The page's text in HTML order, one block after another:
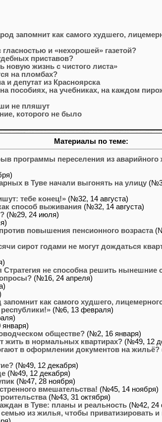
запомнит как самого худшего,
и «нехорошей» газетой?
приставов?
новую жизнь с чистого листа»
на пломбах?
депутат из Красноярска
пособиях, на учебниках, на каждом
не пляшут
которого не было
Материалы по теме:
программы переселения из аварийного
в Туве начали выгонять на улицу
тебе конец!» (№32, 14 августа)
способ выживания (№32, 14 августа)
(№29, 24 июля)
повышения пенсионного возраста
сирот годами не могут дождаться
Стратегия не способна решить нынешние
(№16, 24 апреля)
как самого худшего,
(№6, 13 февраля)
обществе? (№2, 16 января)
жить в нормальных квартирах? (№49, 12
в оформлении документов на жильё?
(№49, 12 декабря)
(№49, 12 декабря)
(№47, 28 ноября)
вмешательства! (№45, 14 ноября)
(№43, 31 октября)
в Туве: планы и реальность (№42, 24
из жилья, чтобы приватизировать и